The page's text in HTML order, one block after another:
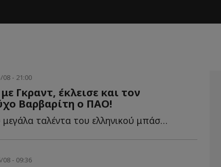
08 - 21:00
Γκραντ, έκλεισε και τον
Βαρβαρίτη ο ΠΑΟ!
Τα τέσσερα πολύ μεγάλα ταλέντα του ελληνικού μπάσκετ, η...
08 - 09:36